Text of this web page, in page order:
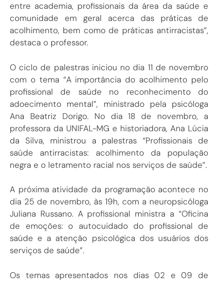
entre academia, profissionais da área da saúde e
comunidade em geral acerca das práticas de
acolhimento, bem como de práticas antirracistas”,
destaca o professor.
O ciclo de palestras iniciou no dia 11 de novembro
com o tema “A importância do acolhimento pelo
profissional de saúde no reconhecimento do
adoecimento mental”, ministrado pela psicóloga
Ana Beatriz Dorigo. No dia 18 de novembro, a
professora da UNIFAL-MG e historiadora, Ana Lúcia
da Silva, ministrou a palestras “Profissionais de
saúde antirracistas: acolhimento da população
negra e o letramento racial nos serviços de saúde”.
A próxima atividade da programação acontece no
dia 25 de novembro, às 19h, com a neuropsicóloga
Juliana Russano. A profissional ministra a “Oficina
de emoções: o autocuidado do profissional de
saúde e a atenção psicológica dos usuários dos
serviços de saúde”.
Os temas apresentados nos dias 02 e 09 de